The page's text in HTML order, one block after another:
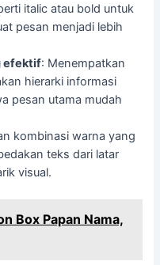
italic atau bold untuk
pesan menjadi lebih
efektif: Menempatkan
hierarki informasi
pesan utama mudah
kombinasi warna yang
teks dari latar
visual.
Box Papan Nama,